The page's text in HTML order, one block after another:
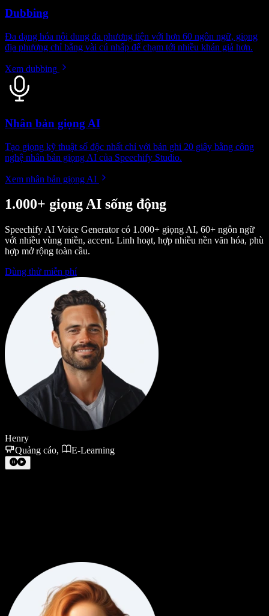
Dubbing
Đa dạng hóa nội dung đa phương tiện với hơn 60 ngôn ngữ, giọng
địa phương chỉ bằng vài cú nhấp để chạm tới nhiều khán giả hơn.
Xem dubbing
Nhân bản giọng AI
Tạo giọng kỹ thuật số độc nhất chỉ với bản ghi 20 giây bằng công
nghệ nhân bản giọng AI của Speechify Studio.
Xem nhân bản giọng AI
1.000+ giọng AI sống động
Speechify AI Voice Generator có 1.000+ giọng AI, 60+ ngôn ngữ
với nhiều vùng miền, accent. Linh hoạt, hợp nhiều nền văn hóa, phù
hợp mở rộng toàn cầu.
Dùng thử miễn phí
Henry
Quảng cáo, E-Learning